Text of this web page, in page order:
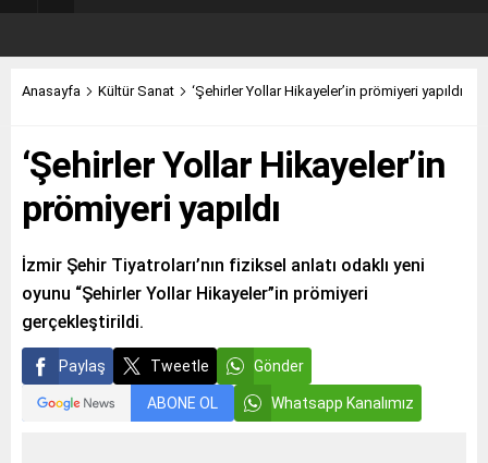
Anasayfa Kültür Sanat ‘Şehirler Yollar Hikayeler’in prömiyeri yapıldı
‘Şehirler Yollar Hikayeler’in
prömiyeri yapıldı
İzmir Şehir Tiyatroları’nın fiziksel anlatı odaklı yeni
oyunu “Şehirler Yollar Hikayeler”in prömiyeri
gerçekleştirildi.
Paylaş Tweetle Gönder
ABONE OL Whatsapp Kanalımız